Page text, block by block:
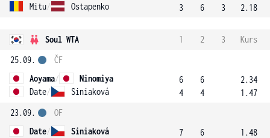
Mitu/ Ostapenko
3
6
3
2.18
Soul WTA 1 2 3
Kurs
25.09.
Aoyama/
Ninomiya
Date/ Siniaková
ČF
6
4
6
4
2.34
1.47
23.09.
Date/
Siniaková
OF
7
6
1.48